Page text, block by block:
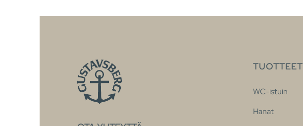
TUOTTEET
WC-istuin
Hanat